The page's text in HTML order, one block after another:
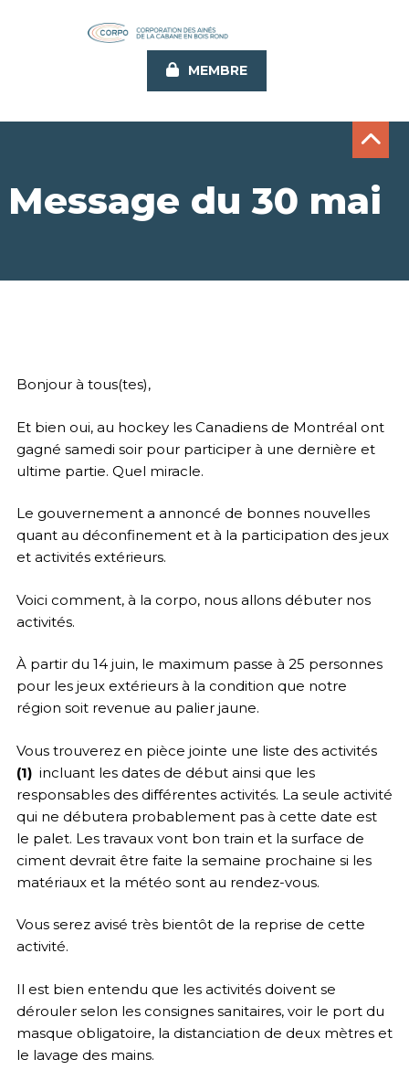
MEMBRE
Message du 30 mai
Bonjour à tous(tes),
Et bien oui, au hockey les Canadiens de Montréal ont
gagné samedi soir pour participer à une dernière et
ultime partie. Quel miracle.
Le gouvernement a annoncé de bonnes nouvelles
quant au déconfinement et à la participation des jeux
et activités extérieurs.
Voici comment, à la corpo, nous allons débuter nos
activités.
À partir du 14 juin, le maximum passe à 25 personnes
pour les jeux extérieurs à la condition que notre
région soit revenue au palier jaune.
Vous trouverez en pièce jointe une liste des activités
(1)incluant les dates de début ainsi que les
responsables des différentes activités. La seule activité
qui ne débutera probablement pas à cette date est
le palet. Les travaux vont bon train et la surface de
ciment devrait être faite la semaine prochaine si les
matériaux et la météo sont au rendez-vous.
Vous serez avisé très bientôt de la reprise de cette
activité.
Il est bien entendu que les activités doivent se
dérouler selon les consignes sanitaires, voir le port du
masque obligatoire, la distanciation de deux mètres et
le lavage des mains.